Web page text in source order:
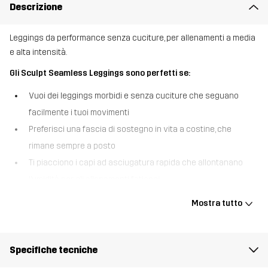
Descrizione
Leggings da performance senza cuciture, per allenamenti a media
e alta intensità.
Gli Sculpt Seamless Leggings sono perfetti se:
Vuoi dei leggings morbidi e senza cuciture che seguano
facilmente i tuoi movimenti
Preferisci una fascia di sostegno in vita a costine, che
rimane sempre a posto
Ti piacciono i capi ad asciugatura rapida che allontanano
Gli Sculpt Seamless Leggings sono concepiti per garantire
fascia a costine in vita offre un sostegno che resta stabile dopo
Mostra tutto
Specifiche tecniche